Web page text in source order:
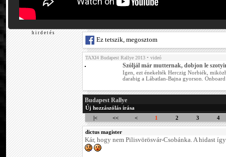
h i r d e t é s
Ez tetszik, megosztom
TAXI4 Budapest Rallye 2013 • videó
Szóljál már mutternak, dobjon le
Igen, ezt énekelték Herczig Norbiék,
darabig a Lábatlan-Bajna gyorson.
Budapest Rallye
Új hozzászólás írása
|<
<< < 1 2 3 4
dictus magister
Kár, hogy nem Pilisvörösvár-Csobánka. A hidast